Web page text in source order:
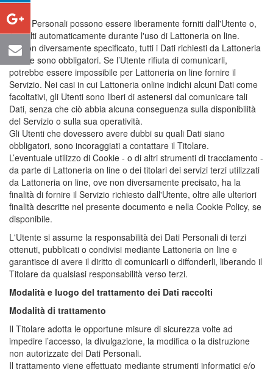
I Dati Personali possono essere liberamente forniti dall'Utente o,
raccolti automaticamente durante l'uso di Lattoneria on line.
Se non diversamente specificato, tutti i Dati richiesti da Lattoneria
on line sono obbligatori. Se l’Utente rifiuta di comunicarli,
potrebbe essere impossibile per Lattoneria on line fornire il
Servizio. Nei casi in cui Lattoneria online indichi alcuni Dati come
facoltativi, gli Utenti sono liberi di astenersi dal comunicare tali
Dati, senza che ciò abbia alcuna conseguenza sulla disponibilità
del Servizio o sulla sua operatività.
Gli Utenti che dovessero avere dubbi su quali Dati siano
obbligatori, sono incoraggiati a contattare il Titolare.
L’eventuale utilizzo di Cookie - o di altri strumenti di tracciamento -
da parte di Lattoneria on line o dei titolari dei servizi terzi utilizzati
da Lattoneria on line, ove non diversamente precisato, ha la
finalità di fornire il Servizio richiesto dall'Utente, oltre alle ulteriori
finalità descritte nel presente documento e nella Cookie Policy, se
disponibile.
L'Utente si assume la responsabilità dei Dati Personali di terzi
ottenuti, pubblicati o condivisi mediante Lattoneria on line e
garantisce di avere il diritto di comunicarli o diffonderli, liberando il
Titolare da qualsiasi responsabilità verso terzi.
Modalità e luogo del trattamento dei Dati raccolti
Modalità di trattamento
Il Titolare adotta le opportune misure di sicurezza volte ad
impedire l’accesso, la divulgazione, la modifica o la distruzione
non autorizzate dei Dati Personali.
Il trattamento viene effettuato mediante strumenti informatici e/o